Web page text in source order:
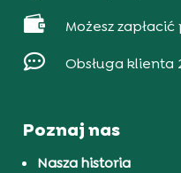
 Możesz
 Obsługa klienta
Poznaj nas
Nasza historia